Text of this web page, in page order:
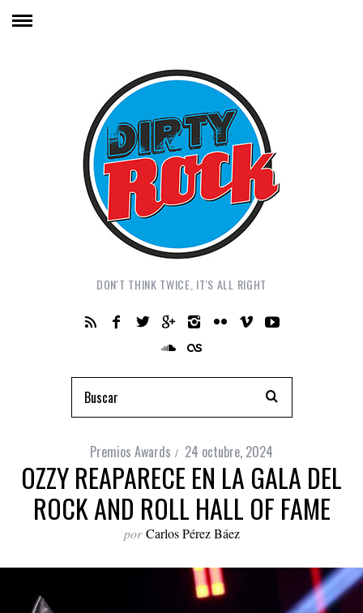
DON'T THINK TWICE, IT'S ALL RIGHT
Premios Awards 24 octubre, 2024
OZZY REAPARECE EN LA GALA DEL
ROCK AND ROLL HALL OF FAME
por Carlos Pérez Báez